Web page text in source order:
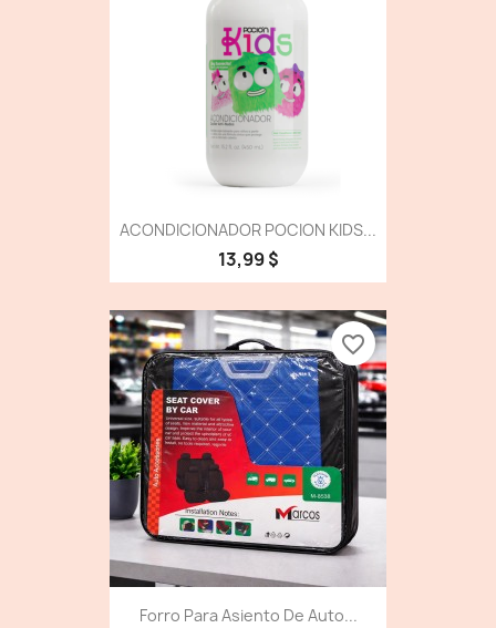
ACONDICIONADOR POCION KIDS...
13,99 $
Forro Para Asiento De Auto...
favorite_border